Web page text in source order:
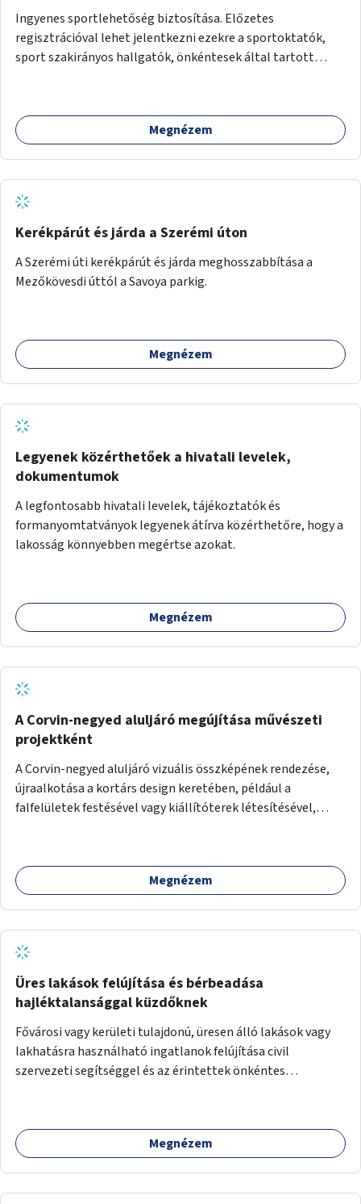
Ingyenes sportlehetőség biztosítása. Előzetes
regisztrációval lehet jelentkezni ezekre a sportoktatók,
sport szakirányos hallgatók, önkéntesek által tartott
Megnézem
Kerékpárút és járda a Szerémi úton
A Szerémi úti kerékpárút és járda meghosszabbítása a
Mezőkövesdi úttól a Savoya parkig.
Megnézem
Legyenek közérthetőek a hivatali levelek,
dokumentumok
A legfontosabb hivatali levelek, tájékoztatók és
formanyomtatványok legyenek átírva közérthetőre, hogy a
lakosság könnyebben megértse azokat.
Megnézem
A Corvin-negyed aluljáró megújítása művészeti
projektként
A Corvin-negyed aluljáró vizuális összképének rendezése,
újraalkotása a kortárs design keretében, például a
falfelületek festésével vagy kiállítóterek létesítésével,
bemutatkozásra, szélesebb körben való ismertségre.
Megnézem
Üres lakások felújítása és bérbeadása
hajléktalansággal küzdőknek
Fővárosi vagy kerületi tulajdonú, üresen álló lakások vagy
lakhatásra használható ingatlanok felújítása civil
szervezeti segítséggel és az érintettek önkéntes
Megnézem